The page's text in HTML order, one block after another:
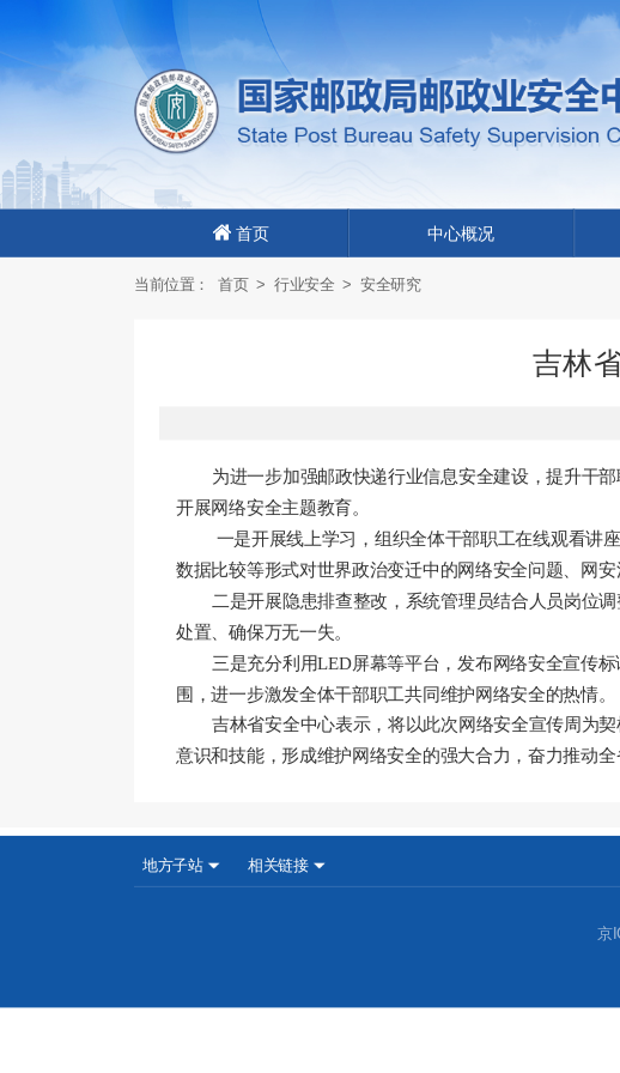
首页 中心概况
当前位置： 首页 > 行业安全 > 安全研究
吉林
为进一步加强邮政快递行业信息安全建设，提升干
开展网络安全主题教育。
一是开展线上学习，组织全体干部职工在线观看讲
数据比较等形式对世界政治变迁中的网络安全问题、网
二是开展隐患排查整改，系统管理员结合人员岗位
处置、确保万无一失。
三是充分利用LED屏幕等平台，发布网络安全宣传
围，进一步激发全体干部职工共同维护网络安全的热情。
吉林省安全中心表示，将以此次网络安全宣传周为
意识和技能，形成维护网络安全的强大合力，奋力推动
地方子站 相关链接
京